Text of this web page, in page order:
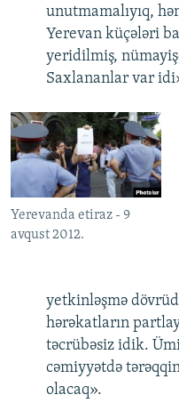
unutmamalıyıq,
Yerevan küçələri
yeridilmiş,
Saxlananlar var
Yerevanda etiraz - 9
avqust 2012.
yetkinləşmə
hərəkatların
təcrübəsiz idik.
cəmiyyətdə
olacaq».